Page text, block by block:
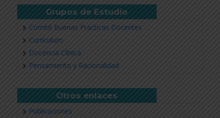
Grupos de Estudio
Comité Buenas Practicas Docentes
Currículum
Docencia Clínica
Pensamiento y Racionalidad
Otros enlaces
Publicaciones